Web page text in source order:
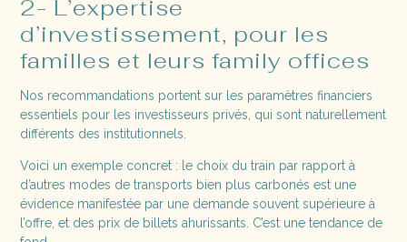
2- L’expertise
d’investissement, pour les
familles et leurs family offices
Nos recommandations portent sur les paramètres financiers
essentiels pour les investisseurs privés, qui sont naturellement
différents des institutionnels.
Voici un exemple concret : le choix du train par rapport à
d’autres modes de transports bien plus carbonés est une
évidence manifestée par une demande souvent supérieure à
l’offre, et des prix de billets ahurissants. C’est une tendance de